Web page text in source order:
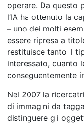
operare. Da questo
l’IA ha ottenuto la
– uno dei molti
essere ripresa a
restituisce tanto il
interessato, quanto
conseguentemente
Nel 2007 la
di immagini da
distinguere gli